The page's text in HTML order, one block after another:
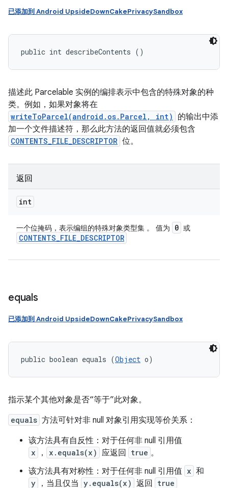
已添加到 Android UpsideDownCakePrivacySandbox
public int describeContents ()
描述此 Parcelable 实例的编排表示中包含的特殊对象的种
类。例如，如果对象将在
writeToParcel(android.os.Parcel, int)
的输出中添
加一个文件描述符，那么此方法的返回值就必须包含
CONTENTS_FILE_DESCRIPTOR 位。
返回
int
一个位掩码，表示编组的特殊对象类型集 。 值为 0 或
CONTENTS_FILE_DESCRIPTOR
equals
已添加到 Android UpsideDownCakePrivacySandbox
public boolean equals (Object o)
指示某个其他对象是否“等于”此对象。
equals 方法可针对非 null 对象引用实现等价关系：
该方法具有自反性：对于任何非 null 引用值
x ， x.equals(x) 应返回 true 。
该方法具有对称性：对于任何非 null 引用值 x 和
y ，当且仅当 y.equals(x) 返回 true